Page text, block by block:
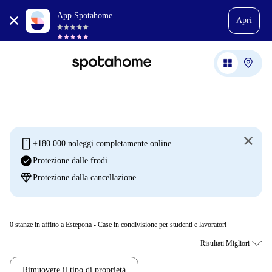
App Spotahome
Apri
mobile +180.000 noleggi completamente online
check_circleProtezione dalle frodi
diamondProtezione dalla cancellazione
0 stanze in affitto a Estepona - Case in condivisione per studenti e lavoratori
Rimuovere il tipo di proprietà